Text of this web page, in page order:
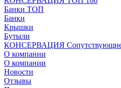
Банки ТОП
Банки
Крышки
Бутыли
КОНСЕРВАЦИЯ Сопутствующие
О компании
О компании
Новости
Отзывы